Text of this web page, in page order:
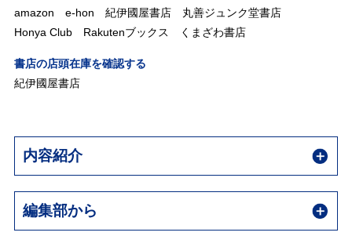
amazon
e-hon 紀伊國屋書店
丸善ジュンク堂書店
Honya Club
Rakutenブックス くまざわ書店
書店の店頭在庫を確認する
紀伊國屋書店
内容紹介
編集部から